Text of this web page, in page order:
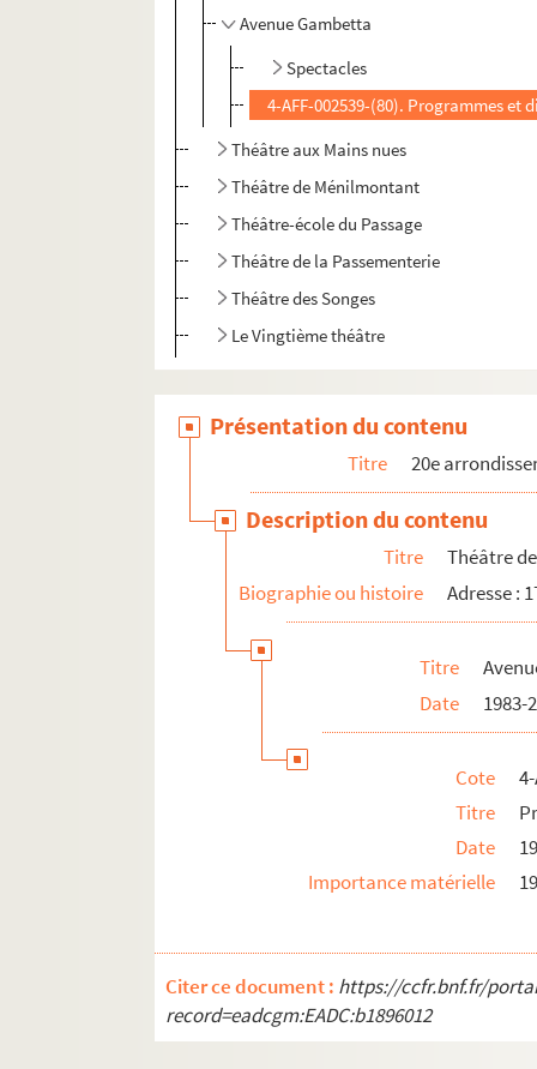
Avenue Gambetta
Spectacles
4-AFF-002539-(80). Programmes et
Théâtre aux Mains nues
Théâtre de Ménilmontant
Théâtre-école du Passage
Théâtre de la Passementerie
Théâtre des Songes
Le Vingtième théâtre
Présentation du contenu
Titre 20e
Description du contenu
Titre
Théâtre
Biographie ou histoire
Adresse :
Titre
Date
1983-
Cote
Titre
Date
Importance matérielle
Citer ce document : https://ccfr.bnf.fr/
record=eadcgm:EADC:b1896012